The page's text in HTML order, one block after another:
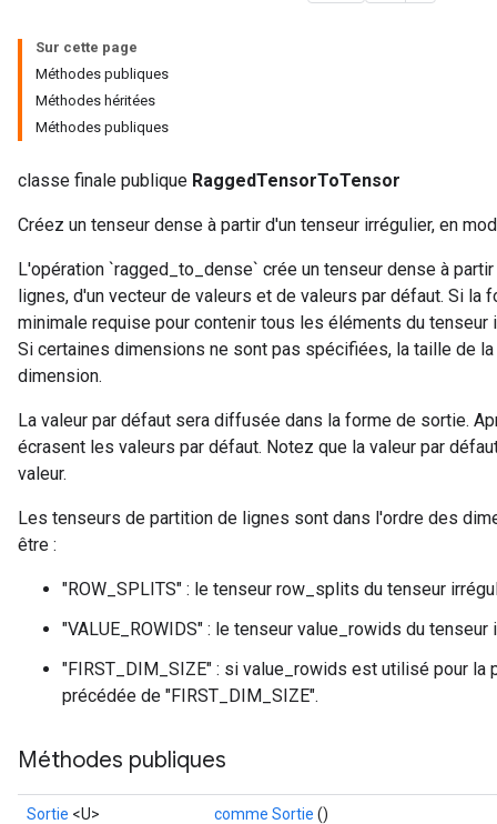
Sur cette page
Méthodes publiques
Méthodes héritées
Méthodes publiques
classe finale publique RaggedTensorToTensor
Créez un tenseur dense à partir d'un tenseur irrégulier, en
L'opération `ragged_to_dense` crée un tenseur dense à
lignes, d'un vecteur de valeurs et de valeurs par défaut. Si la
minimale requise pour contenir tous les éléments du
Si certaines dimensions ne sont pas spécifiées, la taille de
dimension.
La valeur par défaut sera diffusée dans la forme de sortie.
écrasent les valeurs par défaut. Notez que la valeur par
valeur.
Les tenseurs de partition de lignes sont dans l'ordre des
être :
"ROW_SPLITS" : le tenseur row_splits du tenseur
"VALUE_ROWIDS" : le tenseur value_rowids du tenseur
"FIRST_DIM_SIZE" : si value_rowids est utilisé pour
précédée de "FIRST_DIM_SIZE".
Méthodes publiques
Sortie <U> comme Sortie ()